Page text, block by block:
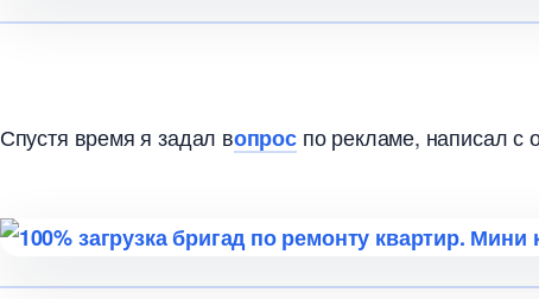
Спустя время я задалопроспо рекламе, написал с